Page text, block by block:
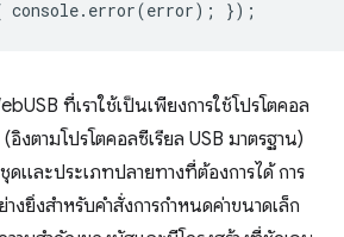
console. error(error); });
ที่เราใช้เป็นเพียงการใช้โปรโตคอล
อิงตามโปรโตคอลซีเรียล USB มาตรฐาน)
ดและประเภทปลายทางที่ต้องการได้ การ
งยิ่งสําหรับคําสั่งการกําหนดค่าขนาดเล็ก